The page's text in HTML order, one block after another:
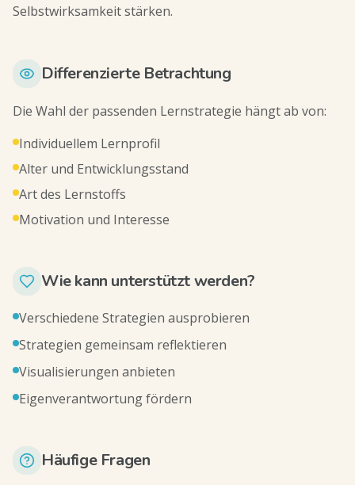
Selbstwirksamkeit stärken.
Differenzierte Betrachtung
Die Wahl der passenden Lernstrategie hängt ab von:
Individuellem Lernprofil
Alter und Entwicklungsstand
Art des Lernstoffs
Motivation und Interesse
Wie kann unterstützt werden?
Verschiedene Strategien ausprobieren
Strategien gemeinsam reflektieren
Visualisierungen anbieten
Eigenverantwortung fördern
Häufige Fragen